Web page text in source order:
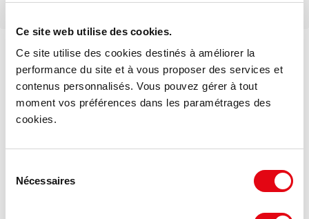
Ce site web utilise des cookies.
Ce site utilise des cookies destinés à améliorer la
performance du site et à vous proposer des services et
contenus personnalisés. Vous pouvez gérer à tout
moment vos préférences dans les paramétrages des
cookies.
Nécessaires
DPE - GES
Consommation énergétique :